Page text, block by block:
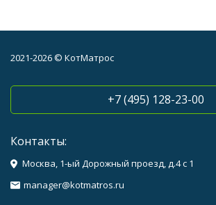
2021-2026 © КотМатрос
+7 (495) 128-23-00
Контакты:
Москва, 1-ый Дорожный проезд, д.4 с 1
manager@kotmatros.ru